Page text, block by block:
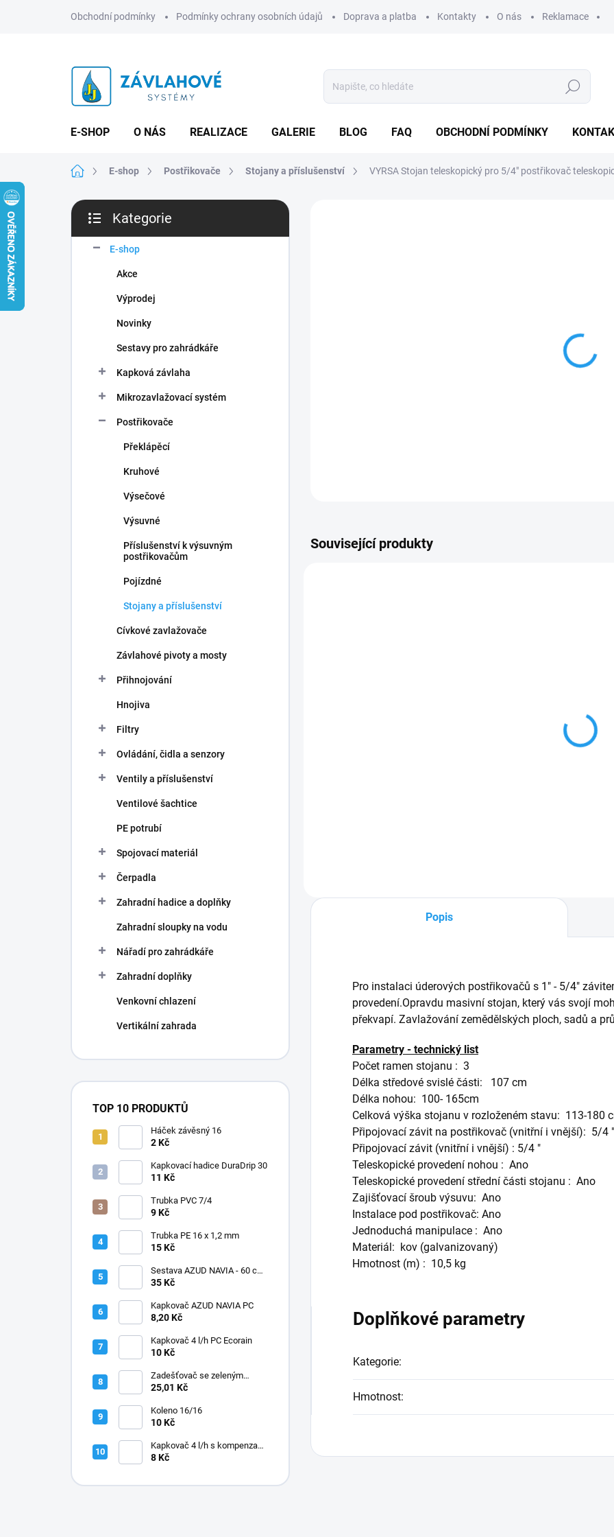
Obchodní podmínky Podmínky ochrany osobních údajů Doprava a platba Kontakty O nás Reklamace
Hledat
E-SHOP O NÁS REALIZACE GALERIE BLOG FAQ OBCHODNÍ PODMÍNKY
Domů E-shop Postřikovače Stojany a příslušenství VYRSA Stojan teleskopický pro 5/4" postřikovač
P
s
kategorie
Kategorie
E-shop
Akce
Výprodej
Novinky
Sestavy pro zahrádkáře
Kapková závlaha
Mikrozavlažovací systém
Postřikovače
Překlápěcí
Kruhové
Výsečové
Výsuvné
Příslušenství k výsuvným
postřikovačům
Pojízdné
Stojany a příslušenství
Cívkové zavlažovače
Závlahové pivoty a mosty
Přihnojování
Hnojiva
Filtry
Ovládání, čidla a senzory
Ventily a příslušenství
Ventilové šachtice
PE potrubí
Spojovací materiál
Čerpadla
Zahradní hadice a doplňky
Zahradní sloupky na vodu
Nářadí pro zahrádkáře
Zahradní doplňky
Venkovní chlazení
Vertikální zahrada
TOP 10 PRODUKTŮ
Háček závěsný 16
2 Kč
Kapkovací hadice DuraDrip 30
11 Kč
Trubka PVC 7/4
9 Kč
Trubka PE 16 x 1,2 mm
15 Kč
Sestava AZUD NAVIA - 60 cm,
jehly zahnuté
35 Kč
Kapkovač AZUD NAVIA PC
8,20 Kč
Kapkovač 4 l/h PC Ecorain
10 Kč
Zadešťovač se zeleným
rotorem a žlutou tryskou
25,01 Kč
Koleno 16/16
10 Kč
Kapkovač 4 l/h s kompenzací
tlaku
8 Kč
Související produkty
Popis
Pro instalaci úderových postřikovačů s 1" - 5/4"
provedení.Opravdu masivní stojan, který vás svojí
překvapí. Zavlažování zemědělských ploch, sadů a
Parametry - technický list
Počet ramen stojanu : 3
Délka středové svislé části: 107 cm
Délka nohou: 100- 165cm
Celková výška stojanu v rozloženém stavu: 113-180
Připojovací závit na postřikovač (vnitřní i vnější): 5/4 "
Připojovací závit (vnitřní i vnější) : 5/4 "
Teleskopické provedení nohou : Ano
Teleskopické provedení střední části stojanu : Ano
Zajišťovací šroub výsuvu: Ano
Instalace pod postřikovač: Ano
Jednoduchá manipulace : Ano
Materiál: kov (galvanizovaný)
Hmotnost (m) : 10,5 kg
Doplňkové parametry
Kategorie:
Hmotnost: